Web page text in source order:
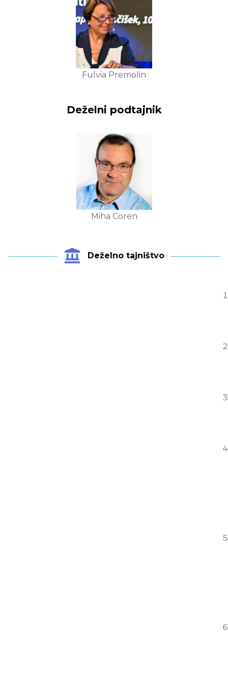
Fulvia Premolin
Deželni podtajnik
Miha Coren
Deželno tajništvo